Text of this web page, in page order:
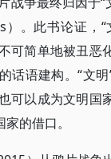
。此书论证，“
可简单地被丑恶
话语建构。“文
可以成为文明国
的借口。